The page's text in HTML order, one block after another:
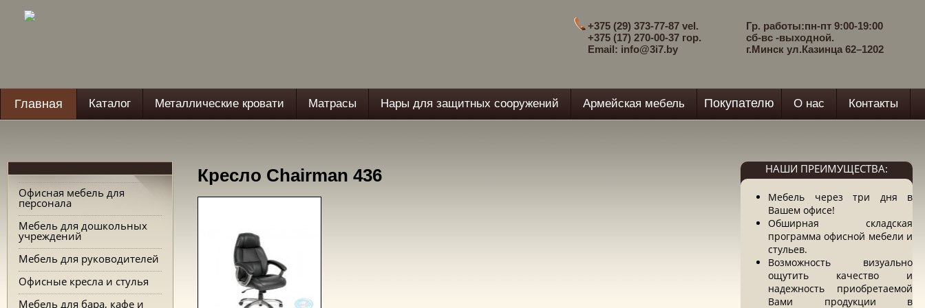
Гр. работы:пн-пт 9:00-19:00
сб-вс -выходной.
г.Минск ул.Казинца 62–1202
+375 (29) 373-77-87 vel.
+375 (17) 270-00-37 гор.
Email: info@3i7.by
Главная Каталог Металлические кровати Матрасы Нары для защитных сооружений Армейская мебель Покупателю О нас Контакты
Офисная мебель для
персонала
Мебель для дошкольных
учреждений
Мебель для руководителей
Офисные кресла и стулья
Мебель для бара, кафе и
Кресло Chairman 436 НАШИ ПРЕИМУЩЕСТВА:
Мебель через три дня в
Вашем офисе!
Обширная складская
программа офисной мебели и
стульев.
Возможность визуально
ощутить качество и
надежность приобретаемой
Вами продукции в